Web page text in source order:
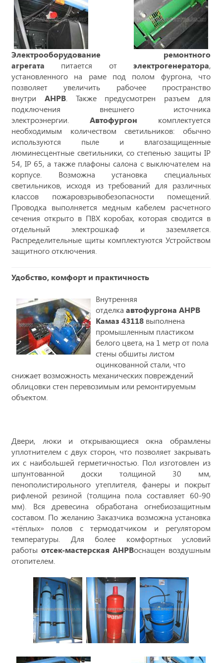
Электрооборудование ремонтного
агрегата питается от электрогенератора,
установленного на раме под полом фургона, что
позволяет увеличить рабочее пространство
внутри АНРВ. Также предусмотрен разъем для
подключения внешнего источника
электроэнергии. Автофургон комплектуется
необходимым количеством светильников: обычно
используются пыле и влагозащищенные
люминесцентные светильники, со степенью защиты IP
54, IP 65, а также плафоны салона с выключателем на
корпусе. Возможна установка специальных
светильников, исходя из требований для различных
классов пожаровзрывобезопасности помещений.
Проводка выполняется медным кабелем расчетного
сечения открыто в ПВХ коробах, которая сводится в
отдельный электрошкаф и заземляется.
Распределительные щиты комплектуются Устройством
защитного отключения.
Удобство, комфорт и практичность
Внутренняя
отделка автофургона АНРВ
Камаз 43118 выполнена
промышленным пластиком
белого цвета, на 1 метр от пола
стены обшиты листом
оцинкованной стали, что
снижает возможность механических повреждений
облицовки стен перевозимым или ремонтируемым
объектом.
Двери, люки и открывающиеся окна обрамлены
уплотнителем с двух сторон, что позволяет закрывать
их с наибольшей герметичностью. Пол изготовлен из
шпунтованной доски толщиной 30 мм,
пенополистирольного утеплителя, фанеры и покрыт
рифленой резиной (толщина пола составляет 60-90
мм). Вся древесина обработана огнебиозащитным
составом. По желанию Заказчика возможна установка
«тёплых» полов с термодатчиком и регулятором
температуры. Для более комфортных условий
работы отсек-мастерская АНРВоснащен воздушным
отопителем.